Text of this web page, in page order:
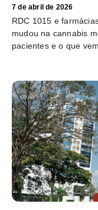
7 de abril de 2026
RDC 1015 e
mudou na cannabis
pacientes e o que